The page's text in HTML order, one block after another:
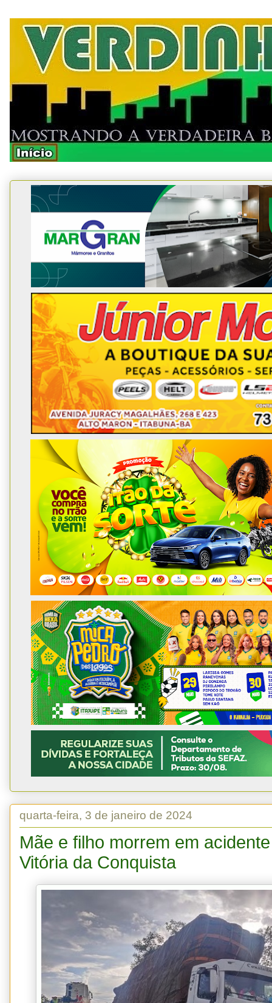
quarta-feira, 3 de janeiro de 2024
Mãe e filho morrem em
Vitória da Conquista